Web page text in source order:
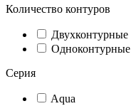
Количество контуров
Двухконтурные
Одноконтурные
Серия
Aqua